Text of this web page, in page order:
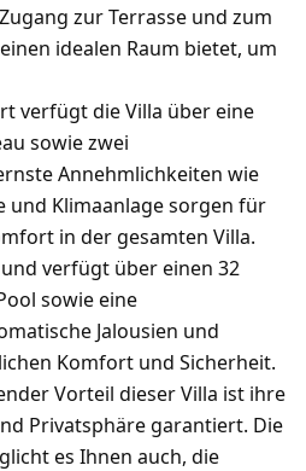
zur Terrasse und zum
idealen Raum bietet, um
verfügt die Villa über eine
sowie zwei
Annehmlichkeiten wie
und Klimaanlage sorgen für
in der gesamten Villa.
verfügt über einen 32
sowie eine
Jalousien und
Komfort und Sicherheit.
Vorteil dieser Villa ist ihre
Privatsphäre garantiert. Die
es Ihnen auch, die